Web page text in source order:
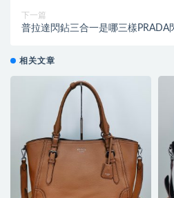
下一篇
普拉達閃鉆三合一是哪三樣PRADA
相关文章